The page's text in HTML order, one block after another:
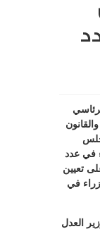
والقانون
في عدد
تعيين
في